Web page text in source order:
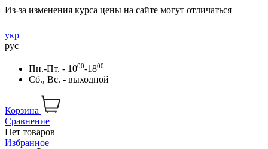
Из-за изменения курса цены на сайте могут отличаться
укр
рус
Пн.-Пт. - 1000-1800
Сб., Вс. - выходной
Корзина
Сравнение
Нет товаров
Избранное